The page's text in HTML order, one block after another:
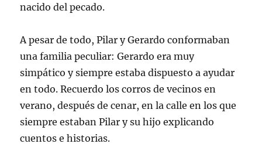
nacido del pecado.
A pesar de todo, Pilar y Gerardo conformaban
una familia peculiar: Gerardo era muy
simpático y siempre estaba dispuesto a ayudar
en todo. Recuerdo los corros de vecinos en
verano, después de cenar, en la calle en los que
siempre estaban Pilar y su hijo explicando
cuentos e historias.